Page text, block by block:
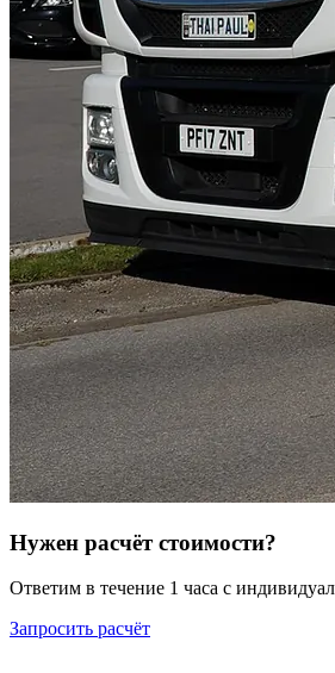
Нужен расчёт стоимости?
Ответим в течение 1 часа с
Запросить расчёт